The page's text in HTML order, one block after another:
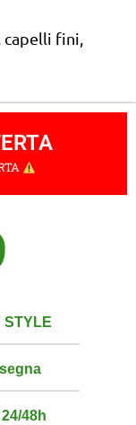
capelli fini,
STYLE
48h